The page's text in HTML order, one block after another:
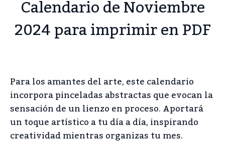
Calendario de Noviembre
2024 para imprimir en PDF
Para los amantes del arte, este calendario
incorpora pinceladas abstractas que evocan la
sensación de un lienzo en proceso. Aportará
un toque artístico a tu día a día, inspirando
creatividad mientras organizas tu mes.